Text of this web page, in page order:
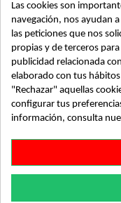
Tipo vehículo
Almacén
SubAlmacén
SubSubAlmacén
ID: 813392
Las cookies son
navegación, nos ayudan
las peticiones que nos
propias y de terceros
publicidad relacionada
elaborado con tus
"Rechazar" aquellas
configurar tus
información, consulta